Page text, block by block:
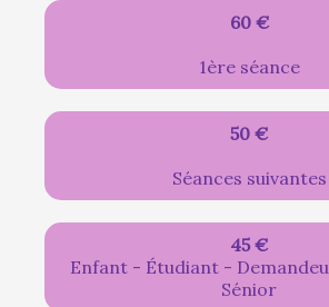
60 €
1ère séance
50 €
Séances suivantes
45 €
Enfant - Étudiant -
Sénior